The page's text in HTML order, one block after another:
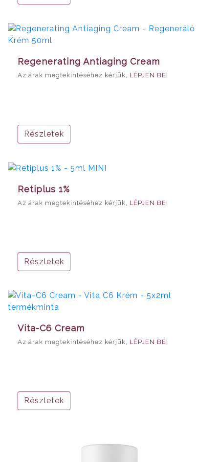
Regenerating Antiaging Cream
Az árak megtekintéséhez kérjük, LÉPJEN BE!
Részletek
Retiplus 1%
Az árak megtekintéséhez kérjük, LÉPJEN BE!
Részletek
Vita-C6 Cream
Az árak megtekintéséhez kérjük, LÉPJEN BE!
Részletek